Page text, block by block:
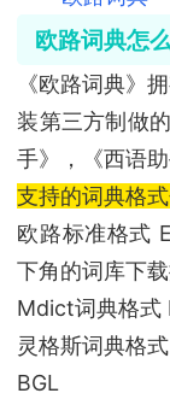
欧路词典怎
《欧路词典》
装第三方制做
手》，《西语助
支持的词典格式
欧路标准格式
下角的词库下载
Mdict词典格式
灵格斯词典格
BGL